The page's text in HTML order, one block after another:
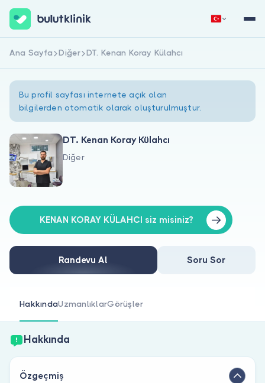
Hakkımızda
Doktorlar için
Doktor musunuz?
Hemen Kaydol Giriş Yap
Ana Sayfa Diğer DT. Kenan Koray Külahcı
Bu profil sayfası internete açık olan
bilgilerden otomatik olarak oluşturulmuştur.
DT. Kenan Koray Külahcı
Diğer
KENAN KORAY KÜLAHCI siz misiniz?
Randevu Al Soru Sor
HakkındaUzmanlıklarGörüşler
Hakkında
Özgeçmiş